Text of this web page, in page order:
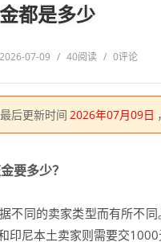
都是多少
2026-07-09 / 40阅读 / 0评论
后更新时间 2026年07月09日
要多少？
不同的卖家类型而有所不
印尼本土卖家则需要交1000